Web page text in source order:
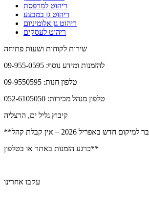
ריהוט למרפסת
ריהוט גן במבצע
ריהוט גן אלומיניום
ריהוט לעסקים
שירות לקוחות ושעות פתיחה
להזמנות ומידע נוסף: 09-955-0595
טלפון חנות: 09-9550595
טלפון מנהל מכירות: 052-6105050
קיבוץ גליל ים, הרצליה
כרגע הזמנות באתר או בטלפון**
עקבו אחרינו